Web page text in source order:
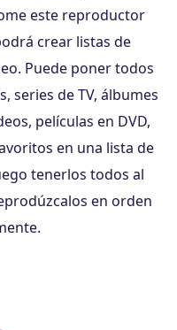
este reproductor
crear listas de
Puede poner todos
series de TV, álbumes
películas en DVD,
en una lista de
tenerlos todos al
en orden